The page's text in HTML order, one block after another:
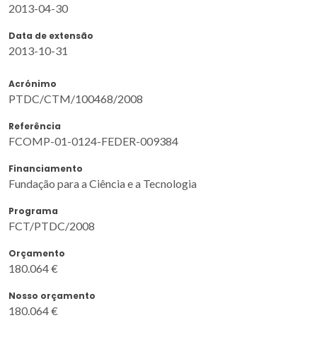
2013-04-30
Data de extensão
2013-10-31
Acrónimo
PTDC/CTM/100468/2008
Referência
FCOMP-01-0124-FEDER-009384
Financiamento
Fundação para a Ciência e a Tecnologia
Programa
FCT/PTDC/2008
Orçamento
180.064 €
Nosso orçamento
180.064 €